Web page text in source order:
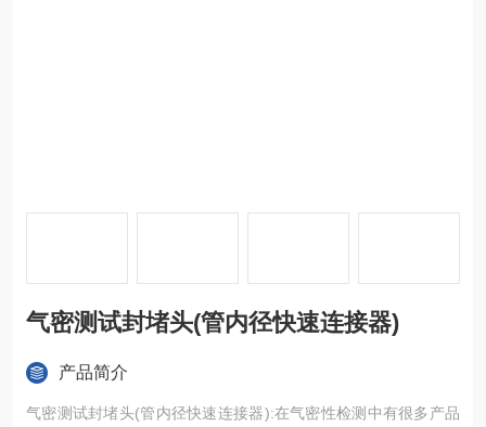
气密测试封堵头(管内径快速连接器)
产品简介
气密测试封堵头(管内径快速连接器):在气密性检测中有很多产品